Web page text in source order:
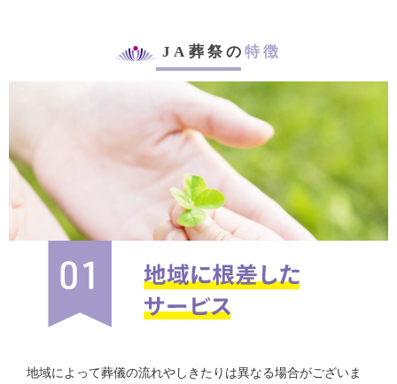
JA葬祭の特徴
地域によって葬儀の流れやしきたりは異なる場合がございま